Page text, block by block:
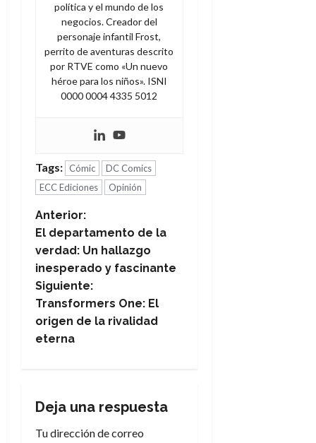
política y el mundo de los
negocios. Creador del
personaje infantil Frost,
perrito de aventuras descrito
por RTVE como «Un nuevo
héroe para los niños». ISNI
0000 0004 4335 5012
Tags: Cómic
DC Comics
ECC Ediciones
Opinión
N
a
v
e
g
c
i
Anterior:
El departamento de la
verdad: Un hallazgo
inesperado y fascinante
Siguiente:
Transformers One: El
origen de la rivalidad
eterna
Deja una respuesta
Tu dirección de correo